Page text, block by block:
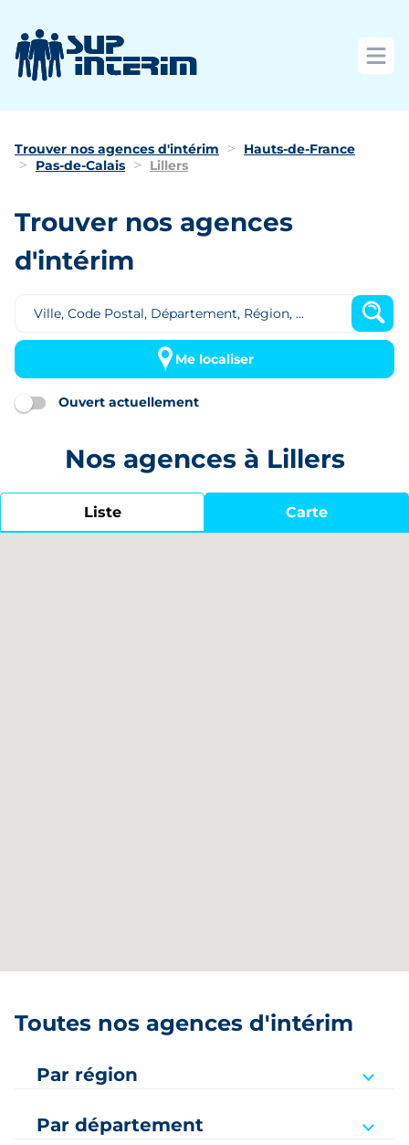
Trouver nos agences d'intérim
Hauts-de-France
Pas-de-Calais
Lillers
Trouver nos agences
d'intérim
Me localiser
Ouvert actuellement
Nos agences à Lillers
Liste Carte
Toutes nos agences d'intérim
Par région
Bourgogne-Franche-Comté
Par département